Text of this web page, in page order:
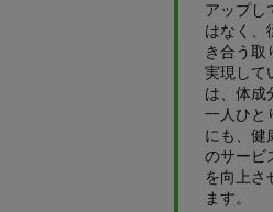
アップし
はなく、
き合う取
実現して
は、体成
一人ひと
にも、健
のサービ
を向上さ
ます。